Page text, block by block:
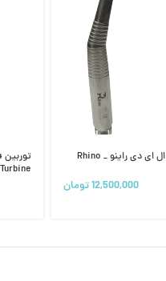
12,500,000تومان
Turbine